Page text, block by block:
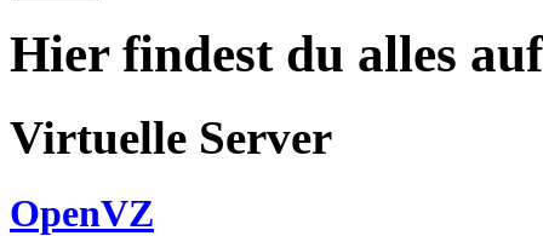
Hier findest du alles
Virtuelle Server
OpenVZ